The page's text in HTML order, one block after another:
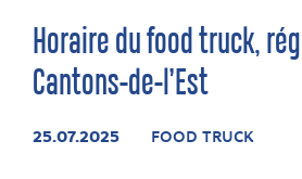
Horaire du food truck,
Cantons-de-l’Est
25.07.2025 FOOD TRUCK